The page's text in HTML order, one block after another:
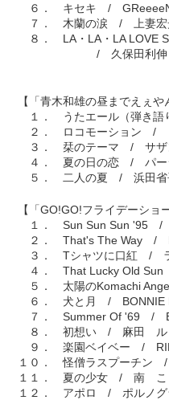
６． キセキ /
７． 木蘭の涙 / 上妻宏
８． LA・LA・LA LOVE
/ 久保田利伸 with
【「青木和雄の昼までえぇ
１． うたエール（弾き
２． ロコモーション /
３． 栞のテーマ / サザ
４． 夏の日の恋 / パーシ
５． 二人の夏 / 浜田省
【「GO!GO!フライデーショ
１． Sun Sun Sun '95 /
２． That's The Way /
３． Tシャツに口紅 / ラ
４． That Lucky Old
５． 太陽のKomachi
６． 犬と月 / BONNIE
７． Summer Of '69 /
８． 初想い / 麻田 ル
９． 楽園ベイベー /
１０． 怪僧ラスプーチン
１１． 夏の少女 / 南 こ
１２． アポロ / ポルノグ